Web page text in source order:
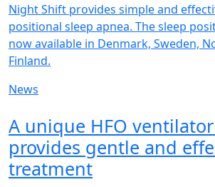
Night Shift provides simple and
positional sleep apnea. The sleep
now available in Denmark, Sweden,
Finland.
News
A unique HFO
provides gentle and
treatment